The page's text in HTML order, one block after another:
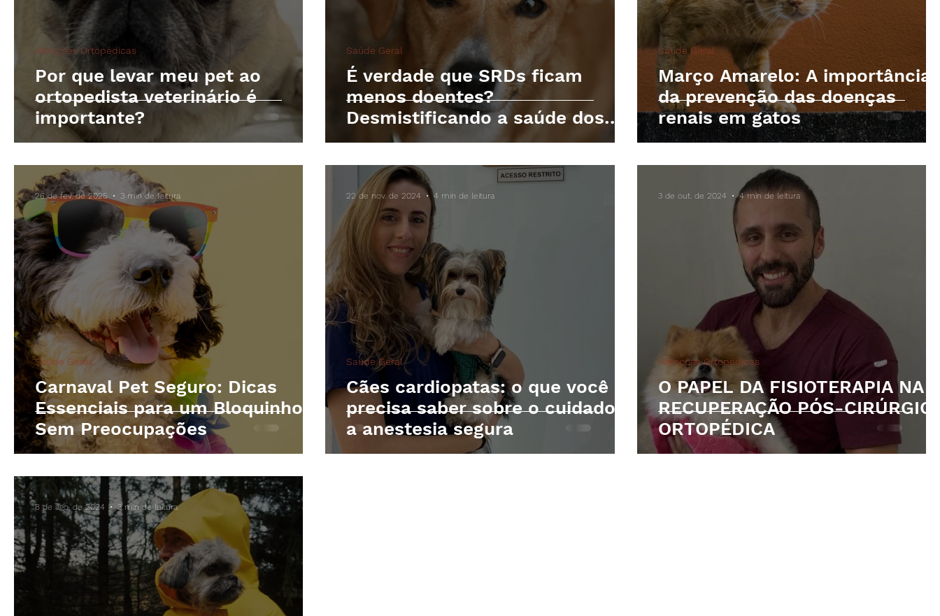
Por que levar meu pet ao
ortopedista veterinário é
importante?
Afecções Ortopédicas
É verdade que SRDs ficam
menos doentes?
Desmistificando a saúde dos
pets Sem Raça Definida
Saúde Geral
Março Amarelo: A importância
da prevenção das doenças
renais em gatos
Saúde Geral
Carnaval Pet Seguro: Dicas
Essenciais para um Bloquinho
Sem Preocupações
Saúde Geral
26 de fev. de 2025 3 min de leitura
Cães cardiopatas: o que você
precisa saber sobre o cuidado e
a anestesia segura
Saúde Geral
22 de nov. de 2024 4 min de leitura
O PAPEL DA FISIOTERAPIA NA
RECUPERAÇÃO PÓS-
ORTOPÉDICA
Afecções Ortopédicas
3 de out. de 2024 4 min de leitura
8 de ago. de 2024 3 min de leitura